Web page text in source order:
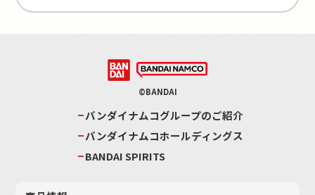
©BANDAI
バンダイナムコグループのご紹介
バンダイナムコホールディングス
BANDAI SPIRITS